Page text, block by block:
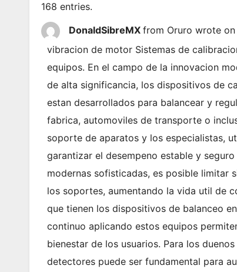
168 entries.
DonaldSibreMX from Oruro wrote on
vibracion de motor Sistemas de
equipos. En el campo de la innovacion
de alta significancia, los dispositivos de
estan desarrollados para balancear y
fabrica, automoviles de transporte o
soporte de aparatos y los especialistas,
garantizar el desempeno estable y
modernas sofisticadas, es posible limitar
los soportes, aumentando la vida util de
que tienen los dispositivos de balanceo
continuo aplicando estos equipos
bienestar de los usuarios. Para los
detectores puede ser fundamental para